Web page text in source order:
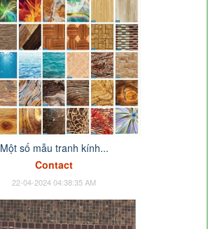
Một số mẫu tranh kính...
Contact
22-04-2024 04:38:35 AM